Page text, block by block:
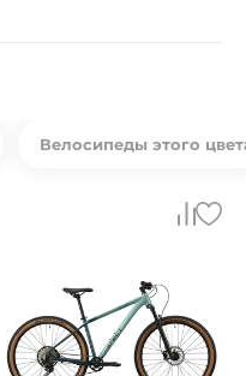
Велосипеды этого